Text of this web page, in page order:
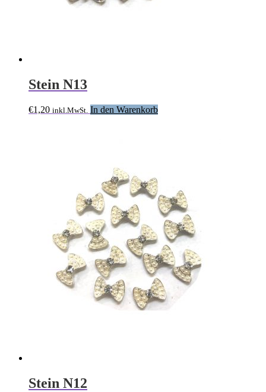
Stein N13
€1,20 inkl.MwSt. In den Warenkorb
Stein N12